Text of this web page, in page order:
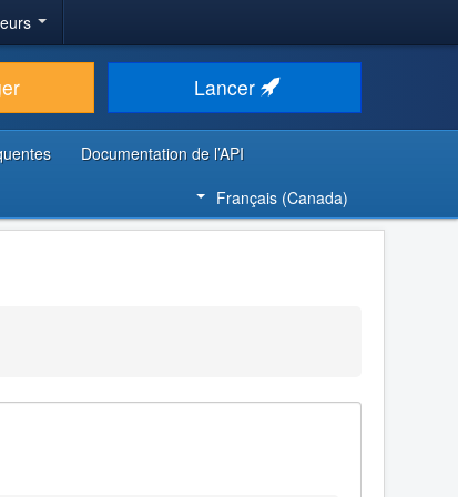
Lancer
Documentation de l’API
Français (Canada)